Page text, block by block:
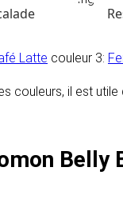
Latte couleur 3:
couleurs, il est
Belly